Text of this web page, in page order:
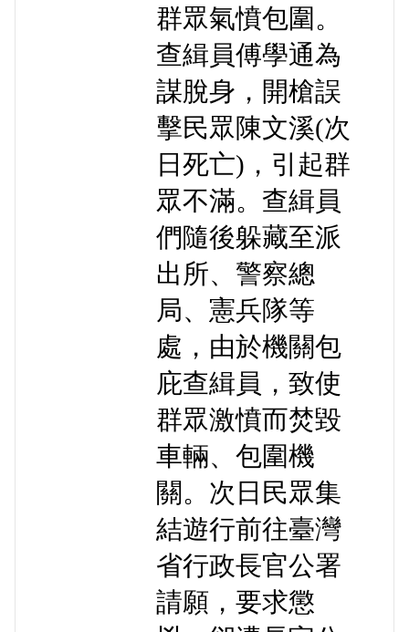
群眾氣憤包圍。
查緝員傅學通為
謀脫身，開槍誤
擊民眾陳文溪(次
日死亡)，引起群
眾不滿。查緝員
們隨後躲藏至派
出所、警察總
局、憲兵隊等
處，由於機關包
庇查緝員，致使
群眾激憤而焚毀
車輛、包圍機
關。次日民眾集
結遊行前往臺灣
省行政長官公署
請願，要求懲